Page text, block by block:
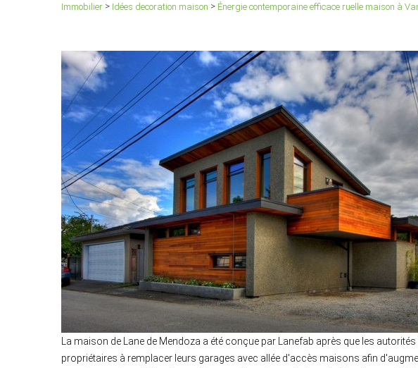
Immobilier > Idées decoration maison > Énergie contemporaine efficace ruelle maison à
La maison de Lane de Mendoza a été conçue par Lanefab après que les
propriétaires à remplacer leurs garages avec allée d'accès maisons afin